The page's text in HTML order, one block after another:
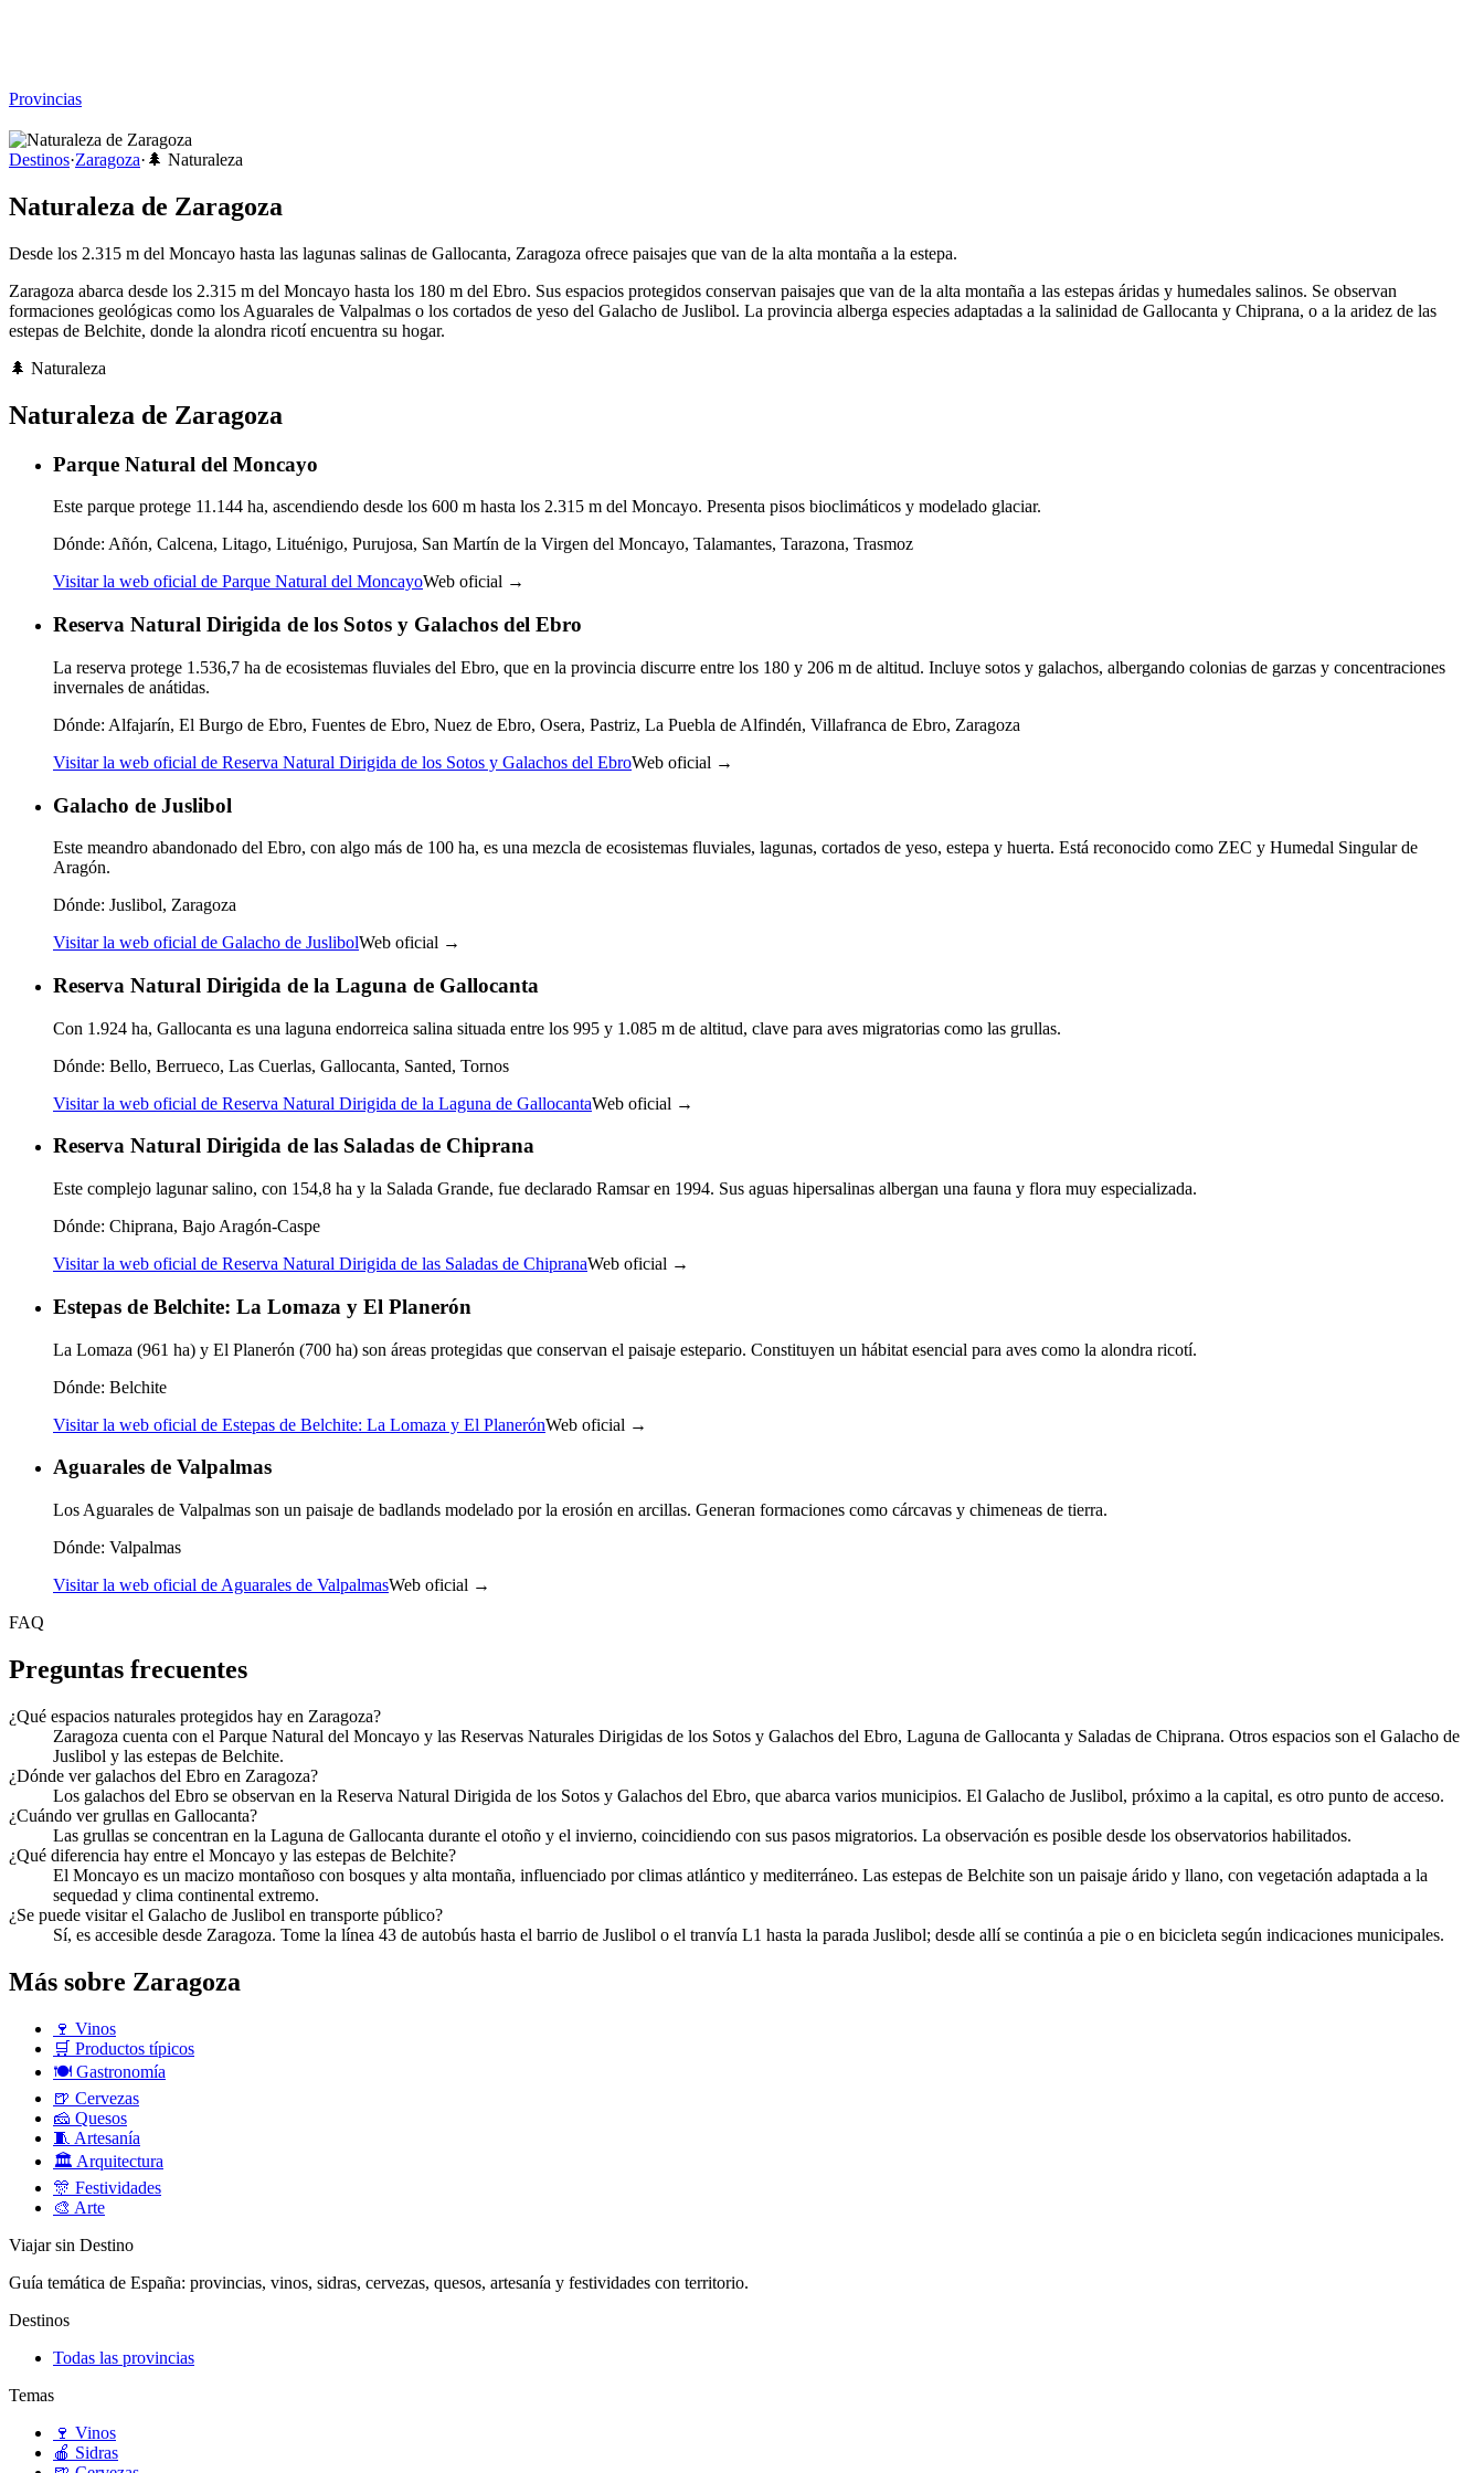
Provincias
Destinos·Zaragoza· 🌲 Naturaleza
Naturaleza de Zaragoza
Desde los 2.315 m del Moncayo hasta las lagunas salinas de Gallocanta, Zaragoza ofrece paisajes que van de la alta montaña a la estepa.
Zaragoza abarca desde los 2.315 m del Moncayo hasta los 180 m del Ebro. Sus espacios protegidos conservan paisajes que van de la alta montaña a las estepas áridas y humedales salinos. Se observan
formaciones geológicas como los Aguarales de Valpalmas o los cortados de yeso del Galacho de Juslibol. La provincia alberga especies adaptadas a la salinidad de Gallocanta y Chiprana, o a la aridez de las
estepas de Belchite, donde la alondra ricotí encuentra su hogar.
🌲 Naturaleza
Naturaleza de Zaragoza
Parque Natural del Moncayo
Este parque protege 11.144 ha, ascendiendo desde los 600 m hasta los 2.315 m del Moncayo. Presenta pisos bioclimáticos y modelado glaciar.
Dónde: Añón, Calcena, Litago, Lituénigo, Purujosa, San Martín de la Virgen del Moncayo, Talamantes, Tarazona, Trasmoz
Visitar la web oficial de Parque Natural del MoncayoWeb oficial →
Reserva Natural Dirigida de los Sotos y Galachos del Ebro
La reserva protege 1.536,7 ha de ecosistemas fluviales del Ebro, que en la provincia discurre entre los 180 y 206 m de altitud. Incluye sotos y galachos, albergando colonias de garzas y concentraciones
invernales de anátidas.
Dónde: Alfajarín, El Burgo de Ebro, Fuentes de Ebro, Nuez de Ebro, Osera, Pastriz, La Puebla de Alfindén, Villafranca de Ebro, Zaragoza
Visitar la web oficial de Reserva Natural Dirigida de los Sotos y Galachos del EbroWeb oficial →
Galacho de Juslibol
Este meandro abandonado del Ebro, con algo más de 100 ha, es una mezcla de ecosistemas fluviales, lagunas, cortados de yeso, estepa y huerta. Está reconocido como ZEC y Humedal Singular de
Aragón.
Dónde: Juslibol, Zaragoza
Visitar la web oficial de Galacho de JuslibolWeb oficial →
Reserva Natural Dirigida de la Laguna de Gallocanta
Con 1.924 ha, Gallocanta es una laguna endorreica salina situada entre los 995 y 1.085 m de altitud, clave para aves migratorias como las grullas.
Dónde: Bello, Berrueco, Las Cuerlas, Gallocanta, Santed, Tornos
Visitar la web oficial de Reserva Natural Dirigida de la Laguna de GallocantaWeb oficial →
Reserva Natural Dirigida de las Saladas de Chiprana
Este complejo lagunar salino, con 154,8 ha y la Salada Grande, fue declarado Ramsar en 1994. Sus aguas hipersalinas albergan una fauna y flora muy especializada.
Dónde: Chiprana, Bajo Aragón-Caspe
Visitar la web oficial de Reserva Natural Dirigida de las Saladas de ChipranaWeb oficial →
Estepas de Belchite: La Lomaza y El Planerón
La Lomaza (961 ha) y El Planerón (700 ha) son áreas protegidas que conservan el paisaje estepario. Constituyen un hábitat esencial para aves como la alondra ricotí.
Dónde: Belchite
Visitar la web oficial de Estepas de Belchite: La Lomaza y El PlanerónWeb oficial →
Aguarales de Valpalmas
Los Aguarales de Valpalmas son un paisaje de badlands modelado por la erosión en arcillas. Generan formaciones como cárcavas y chimeneas de tierra.
Dónde: Valpalmas
Visitar la web oficial de Aguarales de ValpalmasWeb oficial →
FAQ
Preguntas frecuentes
¿Qué espacios naturales protegidos hay en Zaragoza?
Zaragoza cuenta con el Parque Natural del Moncayo y las Reservas Naturales Dirigidas de los Sotos y Galachos del Ebro, Laguna de Gallocanta y Saladas de Chiprana. Otros espacios son el Galacho de
Juslibol y las estepas de Belchite.
¿Dónde ver galachos del Ebro en Zaragoza?
Los galachos del Ebro se observan en la Reserva Natural Dirigida de los Sotos y Galachos del Ebro, que abarca varios municipios. El Galacho de Juslibol, próximo a la capital, es otro punto de acceso.
¿Cuándo ver grullas en Gallocanta?
Las grullas se concentran en la Laguna de Gallocanta durante el otoño y el invierno, coincidiendo con sus pasos migratorios. La observación es posible desde los observatorios habilitados.
¿Qué diferencia hay entre el Moncayo y las estepas de Belchite?
El Moncayo es un macizo montañoso con bosques y alta montaña, influenciado por climas atlántico y mediterráneo. Las estepas de Belchite son un paisaje árido y llano, con vegetación adaptada a la
sequedad y clima continental extremo.
¿Se puede visitar el Galacho de Juslibol en transporte público?
Sí, es accesible desde Zaragoza. Tome la línea 43 de autobús hasta el barrio de Juslibol o el tranvía L1 hasta la parada Juslibol; desde allí se continúa a pie o en bicicleta según indicaciones municipales.
Más sobre Zaragoza
🍷 Vinos
🛒 Productos típicos
🍽️ Gastronomía
🍺 Cervezas
🧀 Quesos
🧵 Artesanía
🏛️ Arquitectura
🎊 Festividades
🎨 Arte
Viajar sin Destino
Guía temática de España: provincias, vinos, sidras, cervezas, quesos, artesanía y festividades con territorio.
Destinos
Todas las provincias
Temas
🍷 Vinos
🍎 Sidras